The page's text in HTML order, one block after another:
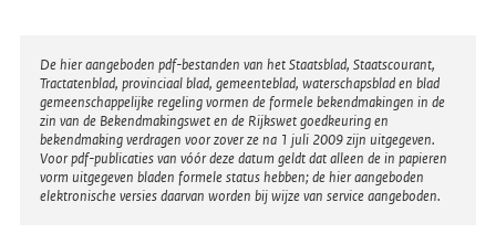
Disclaimer
De hier aangeboden pdf-bestanden van het Staatsblad, Staatscourant,
Tractatenblad, provinciaal blad, gemeenteblad, waterschapsblad en blad
gemeenschappelijke regeling vormen de formele bekendmakingen in de
zin van de Bekendmakingswet en de Rijkswet goedkeuring en
bekendmaking verdragen voor zover ze na 1 juli 2009 zijn uitgegeven.
Voor pdf-publicaties van vóór deze datum geldt dat alleen de in papieren
vorm uitgegeven bladen formele status hebben; de hier aangeboden
elektronische versies daarvan worden bij wijze van service aangeboden.